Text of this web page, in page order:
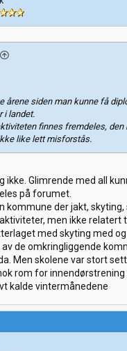
årene siden man kunne få
i landet.
finnes fremdeles,
like lett misforstås.
ikke. Glimrende med all
på forumet.
kommune der jakt,
men ikke relatert
med skyting med
de omkringliggende
Men skolene var stort
rom for
kalde vintermånedene